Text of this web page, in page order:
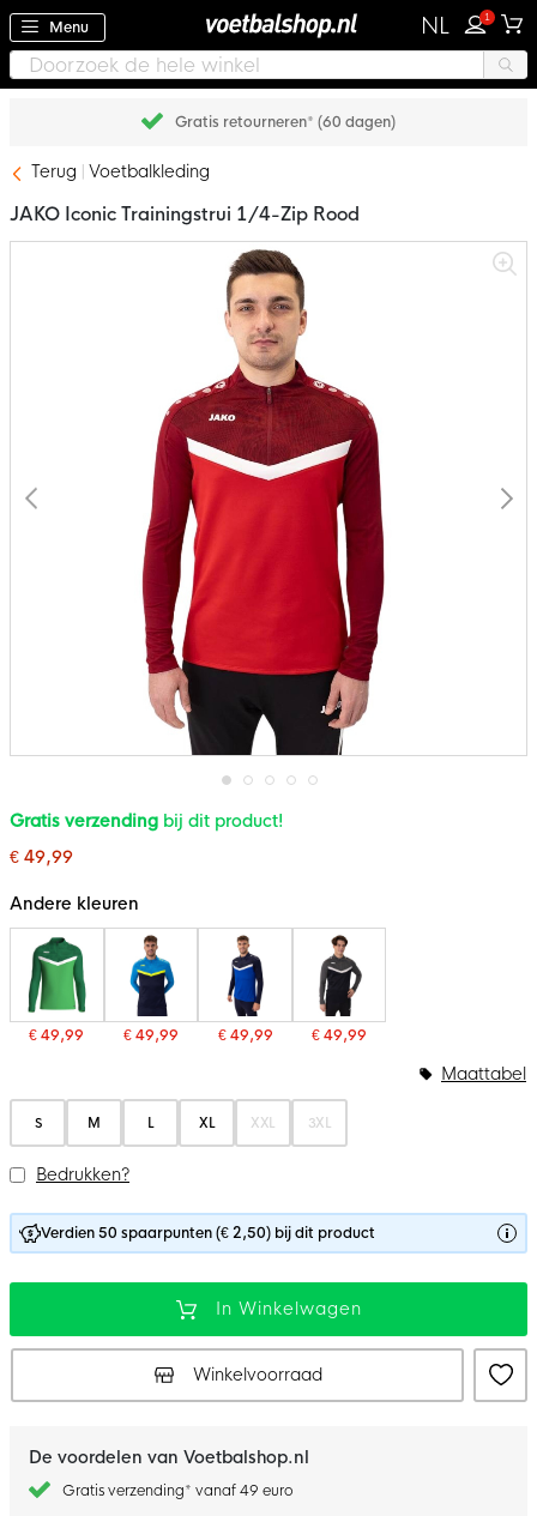
Menu NL 1
Achteraf betalen met Klarna
Terug Voetbalkleding
Ga
naar
begin
de
gallerij
JAKO Iconic Trainingstrui 1/4-Zip Rood
Gratis verzending bij dit product!
€ 49,99
Andere kleuren
€ 49,99 € 49,99 € 49,99 € 49,99
S M L XL XXL 3XL
Maattabel
Bedrukken?
Verdien 50 spaarpunten (€ 2,50) bij dit product
In Winkelwagen
Winkelvoorraad
De voordelen van Voetbalshop.nl
Gratis verzending* vanaf 49 euro